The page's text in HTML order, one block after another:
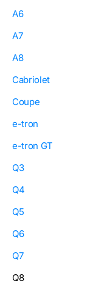
A6
A7
A8
Cabriolet
Coupe
e-tron
e-tron GT
Q3
Q4
Q5
Q6
Q7
Q8